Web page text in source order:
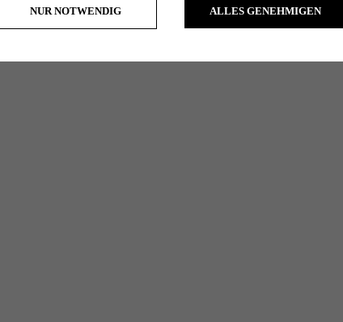
NUR NOTWENDIG ALLES GENEHMIGEN